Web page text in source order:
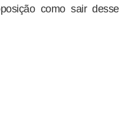
como sair desse